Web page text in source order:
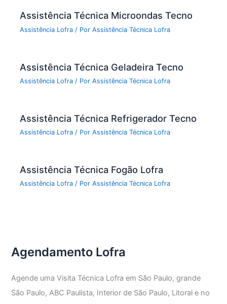
Assistência Técnica Microondas Tecno
Assistência Lofra / PorAssistência Técnica Lofra
Assistência Técnica Geladeira Tecno
Assistência Lofra / PorAssistência Técnica Lofra
Assistência Técnica Refrigerador Tecno
Assistência Lofra / PorAssistência Técnica Lofra
Assistência Técnica Fogão Lofra
Assistência Lofra / PorAssistência Técnica Lofra
Agendamento Lofra
Agende uma Visita Técnica Lofra em São Paulo, grande
São Paulo, ABC Paulista, Interior de São Paulo, Litoral e no